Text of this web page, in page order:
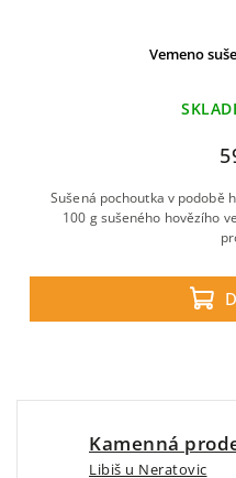
Vemeno
Sušená pochoutka v podobě
100 g sušeného hovězího
Kamenná
Libiš u Neratovic